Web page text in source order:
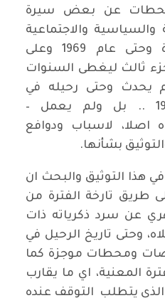
ومحطات عن بعض سيرة
والسياسية والاجتماعية
والانسانية، من الولادة وحتى عام 1969 وعلى
ثالث ليغطى السنوات
يحدث وحتى رحيله في
دمشق بتاريخ 1997.7.27 .. بل ولم يعمل –
اصلا، لاسباب ودوافع
بشأنها.
هذا التوثيق والبحث ان
تارخة الفترة من
عن سرد ذكرياته ذات
وحتى تاريخ الرحيل في
1997 وبخلاصات ومحطات موجزة كما
المعنية، اي ما يقارب
الذي يتطلب التوقف عنده